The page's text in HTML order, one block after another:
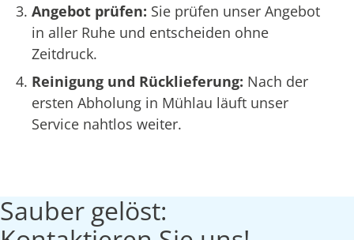
Angebot prüfen: Sie prüfen unser Angebot
in aller Ruhe und entscheiden ohne
Zeitdruck.
Reinigung und Rücklieferung: Nach der
ersten Abholung in Mühlau läuft unser
Service nahtlos weiter.
Sauber gelöst: